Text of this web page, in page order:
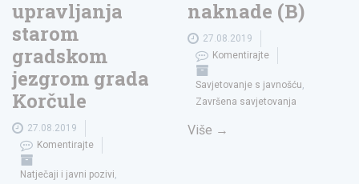
upravljanja
starom
gradskom
jezgrom grada
Korčule
27.08.2019
Komentirajte
Natječaji i javni pozivi
naknade (B)
27.08.2019
Komentirajte
Savjetovanje s javnošću
Završena savjetovanja
Više →